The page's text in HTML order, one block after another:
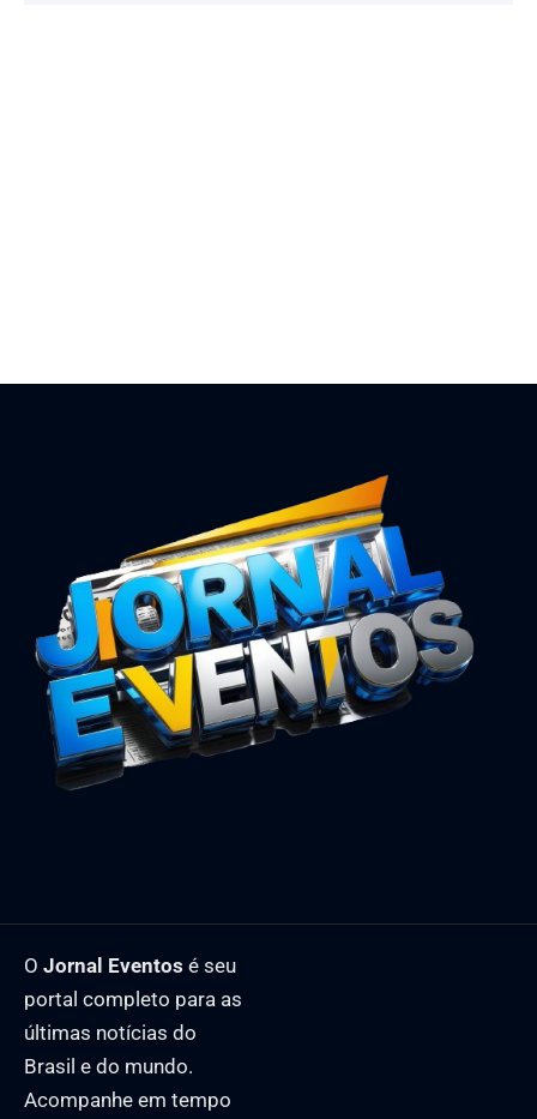
O Jornal Eventos é seu
portal completo para as
últimas notícias do
Brasil e do mundo.
Acompanhe em tempo